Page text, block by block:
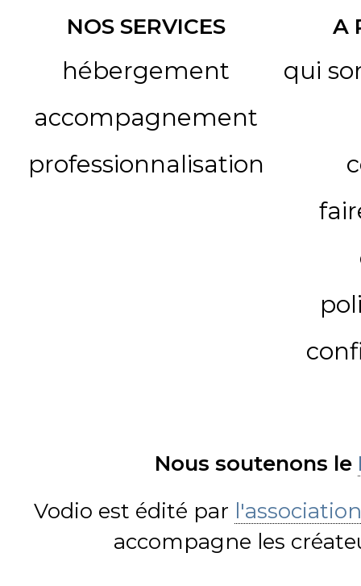
NOS SERVICES
hébergement
accompagnement
professionnalisation
A
qui